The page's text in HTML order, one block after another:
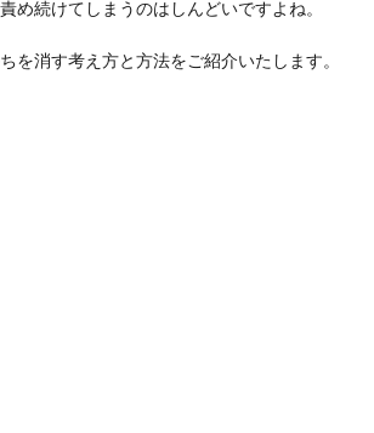
め続けてしまうのはしんどいですよね。
を消す考え方と方法をご紹介いたします。